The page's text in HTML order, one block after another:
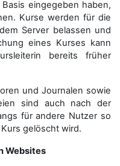
eingegeben haben,
Kurse werden für die
Server belassen und
eines Kurses kann
bereits früher
und Journalen sowie
sind auch nach der
für andere Nutzer so
gelöscht wird.
Websites